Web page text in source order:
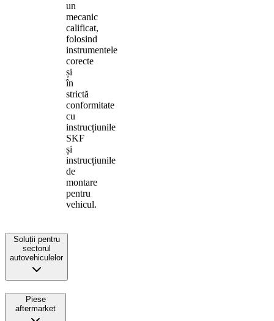
un
mecanic
calificat,
folosind
instrumentele
corecte
și
în
strictă
conformitate
cu
instrucțiunile
SKF
și
instrucțiunile
de
montare
pentru
vehicul.
Soluții pentru
sectorul
autovehiculelor
Piese
aftermarket